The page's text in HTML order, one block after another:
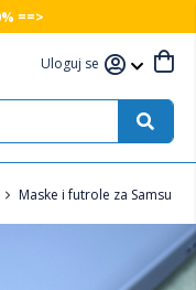
==>
Uloguj se
Maske i futrole za Samsung